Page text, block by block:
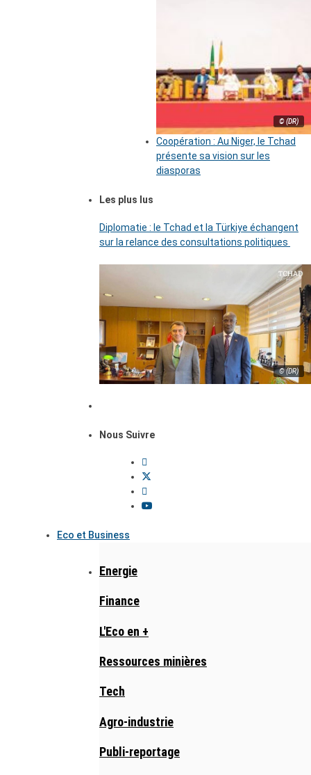
© (DR)
Coopération : Au Niger, le Tchad
présente sa vision sur les
diasporas
Les plus lus
Diplomatie : le Tchad et la Türkiye échangent
sur la relance des consultations politiques
© (DR)
Nous Suivre
Eco et Business
Energie
Finance
L'Eco en +
Ressources minières
Tech
Agro-industrie
Publi-reportage